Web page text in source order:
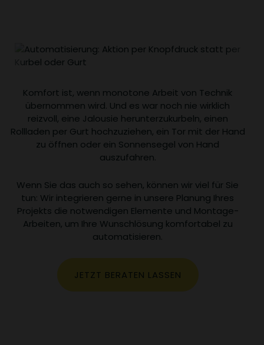
Komfort ist, wenn monotone Arbeit von Technik
übernommen wird. Und es war noch nie wirklich
reizvoll, eine Jalousie herunterzukurbeln, einen
Rollladen per Gurt hochzuziehen, ein Tor mit der Hand
zu öffnen oder ein Sonnensegel von Hand
auszufahren.
Wenn Sie das auch so sehen, können wir viel für Sie
tun: Wir integrieren gerne in unsere Planung Ihres
Projekts die notwendigen Elemente und Montage-
Arbeiten, um Ihre Wunschlösung komfortabel zu
automatisieren.
JETZT BERATEN LASSEN